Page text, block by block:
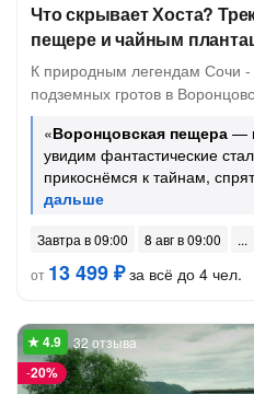
Что скрывает Хоста?
пещере и чайным
К природным легендам Сочи
подземных гротов в
«Воронцовская пещера —
увидим фантастические
прикоснёмся к тайнам,
Завтра в 09:00
8 авг в 09:00
от 13 499 ₽за всё до 4 чел.
-20%
32 отзыва